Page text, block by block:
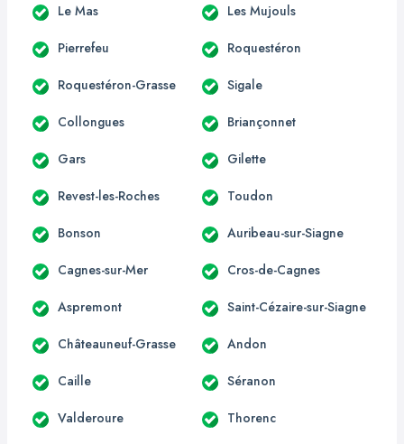
Le Mas Les Mujouls
Pierrefeu Roquestéron
Roquestéron-Grasse Sigale
Collongues Briançonnet
Gars Gilette
Revest-les-Roches Toudon
Bonson Auribeau-sur-Siagne
Cagnes-sur-Mer Cros-de-Cagnes
Aspremont Saint-Cézaire-sur-Siagne
Châteauneuf-Grasse Andon
Caille Séranon
Valderoure Thorenc